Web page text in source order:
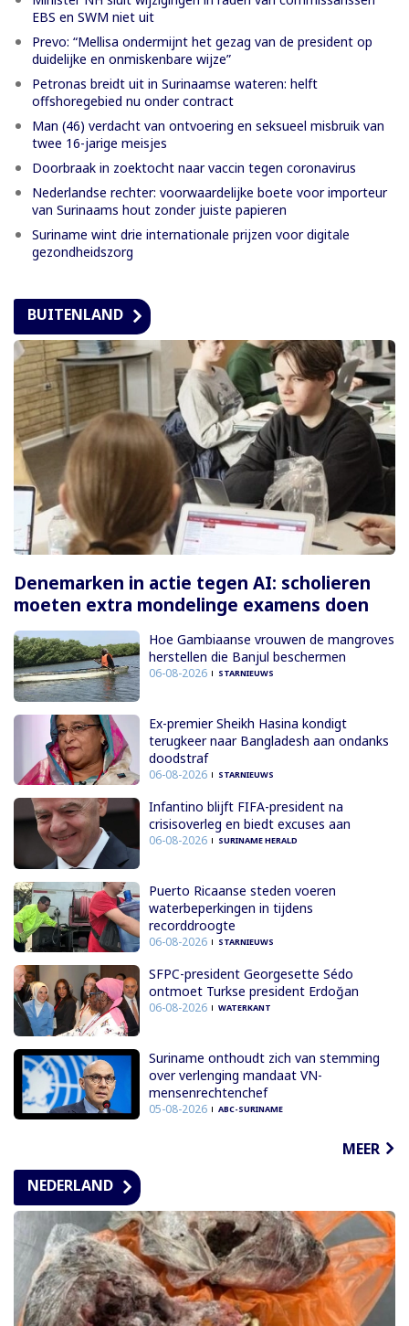
EBS en SWM niet uit
Prevo: “Mellisa ondermijnt het gezag van de president op
duidelijke en onmiskenbare wijze”
Petronas breidt uit in Surinaamse wateren: helft
offshoregebied nu onder contract
Man (46) verdacht van ontvoering en seksueel misbruik van
twee 16-jarige meisjes
Doorbraak in zoektocht naar vaccin tegen coronavirus
Nederlandse rechter: voorwaardelijke boete voor importeur
van Surinaams hout zonder juiste papieren
Suriname wint drie internationale prijzen voor digitale
gezondheidszorg
BUITENLAND
Denemarken in actie tegen AI: scholieren
moeten extra mondelinge examens doen
Hoe Gambiaanse vrouwen de mangroves
herstellen die Banjul beschermen
06-08-2026 STARNIEUWS
Ex-premier Sheikh Hasina kondigt
terugkeer naar Bangladesh aan ondanks
doodstraf
06-08-2026 STARNIEUWS
Infantino blijft FIFA-president na
crisisoverleg en biedt excuses aan
06-08-2026 SURINAME HERALD
Puerto Ricaanse steden voeren
waterbeperkingen in tijdens
recorddroogte
06-08-2026 STARNIEUWS
SFPC-president Georgesette Sédo
ontmoet Turkse president Erdoğan
06-08-2026 WATERKANT
Suriname onthoudt zich van stemming
over verlenging mandaat VN-
mensenrechtenchef
05-08-2026 ABC-SURINAME
MEER
NEDERLAND